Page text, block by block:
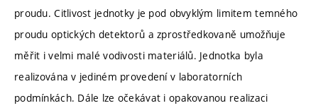
proudu. Citlivost jednotky je pod obvyklým limitem temného
proudu optických detektorů a zprostředkovaně umožňuje
měřit i velmi malé vodivosti materiálů. Jednotka byla
realizována v jediném provedení v laboratorních
podmínkách. Dále lze očekávat i opakovanou realizaci